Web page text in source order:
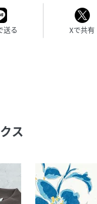
送る Xで共有
ス